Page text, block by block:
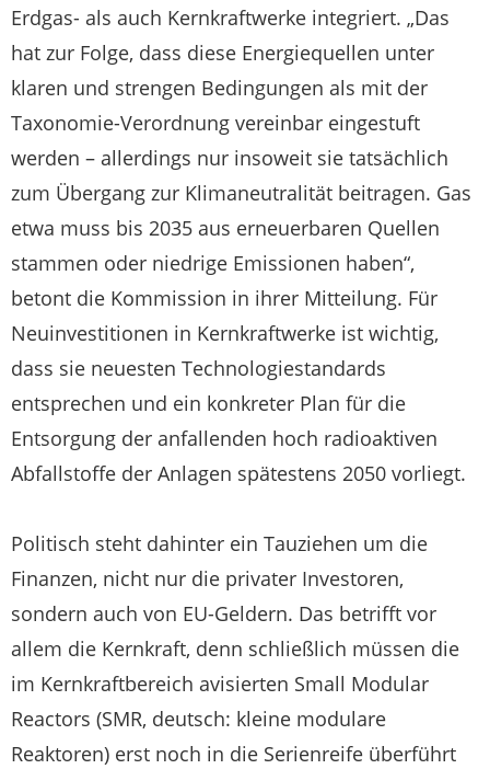
Erdgas- als auch Kernkraftwerke integriert. „Das
hat zur Folge, dass diese Energiequellen unter
klaren und strengen Bedingungen als mit der
Taxonomie-Verordnung vereinbar eingestuft
werden – allerdings nur insoweit sie tatsächlich
zum Übergang zur Klimaneutralität beitragen. Gas
etwa muss bis 2035 aus erneuerbaren Quellen
stammen oder niedrige Emissionen haben“,
betont die Kommission in ihrer Mitteilung. Für
Neuinvestitionen in Kernkraftwerke ist wichtig,
dass sie neuesten Technologiestandards
entsprechen und ein konkreter Plan für die
Entsorgung der anfallenden hoch radioaktiven
Abfallstoffe der Anlagen spätestens 2050 vorliegt.
Politisch steht dahinter ein Tauziehen um die
Finanzen, nicht nur die privater Investoren,
sondern auch von EU-Geldern. Das betrifft vor
allem die Kernkraft, denn schließlich müssen die
im Kernkraftbereich avisierten Small Modular
Reactors (SMR, deutsch: kleine modulare
Reaktoren) erst noch in die Serienreife überführt